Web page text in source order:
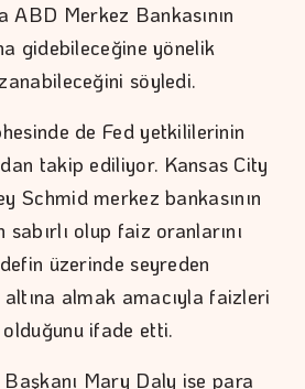
ABD Merkez Bankasının
gidebileceğine yönelik
söyledi.
de Fed yetkililerinin
takip ediliyor. Kansas City
Schmid merkez bankasının
sabırlı olup faiz oranlarını
üzerinde seyreden
almak amacıyla faizleri
ifade etti.
Mary Daly ise para